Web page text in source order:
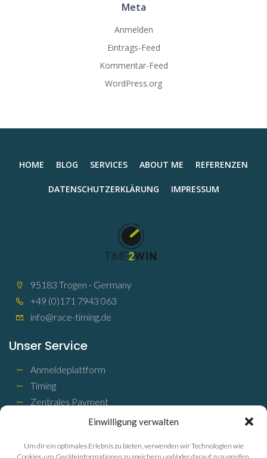
Einwilligung verwalten
Um dir ein optimales Erlebnis zu bieten, verwenden wir Technologien wie
Meta
Anmelden
Eintrags-Feed
Kommentar-Feed
WordPress.org
HOME BLOG SERVICES ABOUT ME REFERENZEN
DATENSCHUTZERKLÄRUNG IMPRESSUM
95183 Trogen - Germany
+49 (0)171 7943 063
info@race-timing.de
Unser Service
Anmeldeplattform
Timing
Zentrales Payment
Ergebnisse online
Aktive und passive Transponder